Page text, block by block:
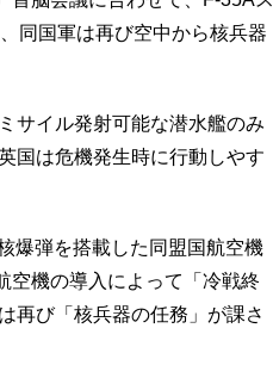
同国軍は再び空中から核兵器
サイル発射可能な潜水艦のみ
国は危機発生時に行動しやす
爆弾を搭載した同盟国航空機
空機の導入によって「冷戦終
再び「核兵器の任務」が課さ